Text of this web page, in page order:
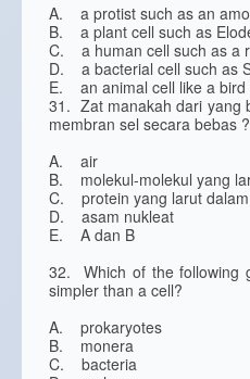
A. a protist such as an
B. a plant cell such as
C. a human cell such as a
D. a bacterial cell such as
E. an animal cell like a bird
31. Zat manakah dari yang
membran sel secara bebas ?
A. air
B. molekul-molekul yang
C. protein yang larut
D. asam nukleat
E. A dan B
32. Which of the following
simpler than a cell?
A. prokaryotes
B. monera
C. bacteria